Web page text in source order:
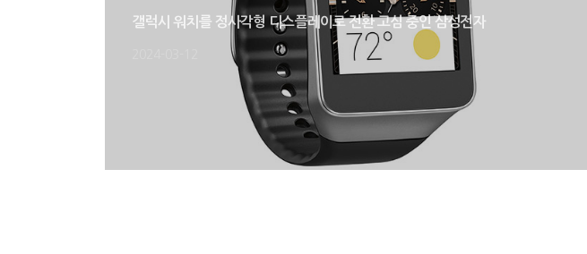
갤럭시 워치를 정사각형 디스플레이로 전환 고심 중인 삼성전자